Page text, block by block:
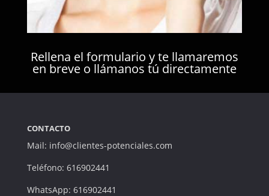
Rellena el formulario y te llamaremos
en breve o llámanos tú directamente
CONTACTO
Mail: info@clientes-potenciales.com
Teléfono: 616902441
WhatsApp: 616902441